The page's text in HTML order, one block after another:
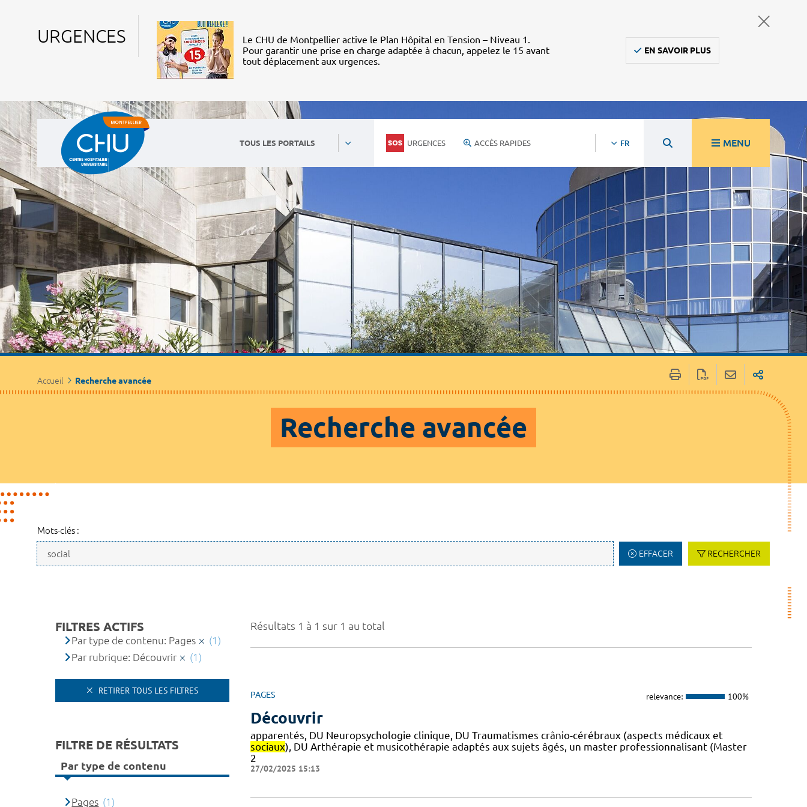
URGENCES
Le CHU de Montpellier active le Plan Hôpital en Tension – Niveau 1.
Pour garantir une prise en charge adaptée à chacun, appelez le 15 avant
tout déplacement aux urgences.
EN SAVOIR PLUS
TOUS LES PORTAILS URGENCES ACCÈS RAPIDES FR MENU
Accueil Recherche avancée
Recherche avancée
Mots-clés :
EFFACER RECHERCHER
Résultats 1 à 1 sur 1 au total
PAGES relevance: 100%
Découvrir
apparentés, DU Neuropsychologie clinique, DU Traumatismes crânio-cérébraux (aspects médicaux et
sociaux), DU Arthérapie et musicothérapie adaptés aux sujets âgés, un master professionnalisant (Master
2
27/02/2025 15:13
FILTRES ACTIFS
Par type de contenu: Pages
(1)
Par rubrique: Découvrir
(1)
RETIRER TOUS LES FILTRES
FILTRE DE RÉSULTATS
Par type de contenu
Pages (1)